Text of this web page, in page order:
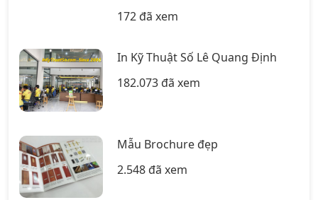
172 đã xem
In Kỹ Thuật Số Lê Quang Định
182.073 đã xem
Mẫu Brochure đẹp
2.548 đã xem